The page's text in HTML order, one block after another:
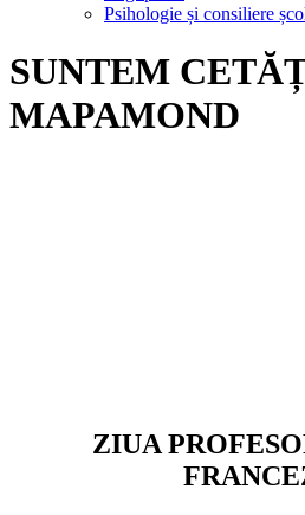
Psihologie și consiliere
SUNTEM
MAPAMOND
ZIUA